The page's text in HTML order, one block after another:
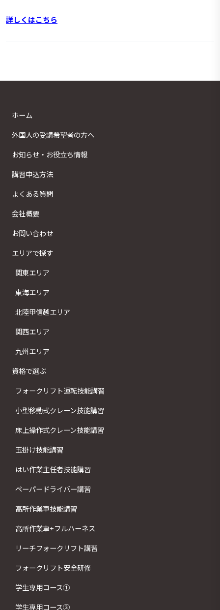
詳しくはこちら
ホーム
外国人の受講希望者の方へ
お知らせ・お役立ち情報
講習申込方法
よくある質問
会社概要
お問い合わせ
エリアで探す
関東エリア
東海エリア
北陸甲信越エリア
関西エリア
九州エリア
資格で選ぶ
フォークリフト運転技能講習
小型移動式クレーン技能講習
床上操作式クレーン技能講習
玉掛け技能講習
はい作業主任者技能講習
ペーパードライバー講習
高所作業車技能講習
高所作業車+フルハーネス
リーチフォークリフト講習
フォークリフト安全研修
学生専用コース①
学生専用コース③